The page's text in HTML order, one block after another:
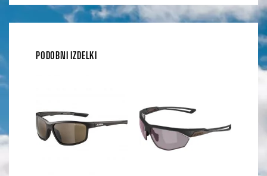
PODOBNI IZDELKI